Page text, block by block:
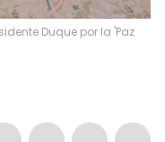
Duque por la 'Paz